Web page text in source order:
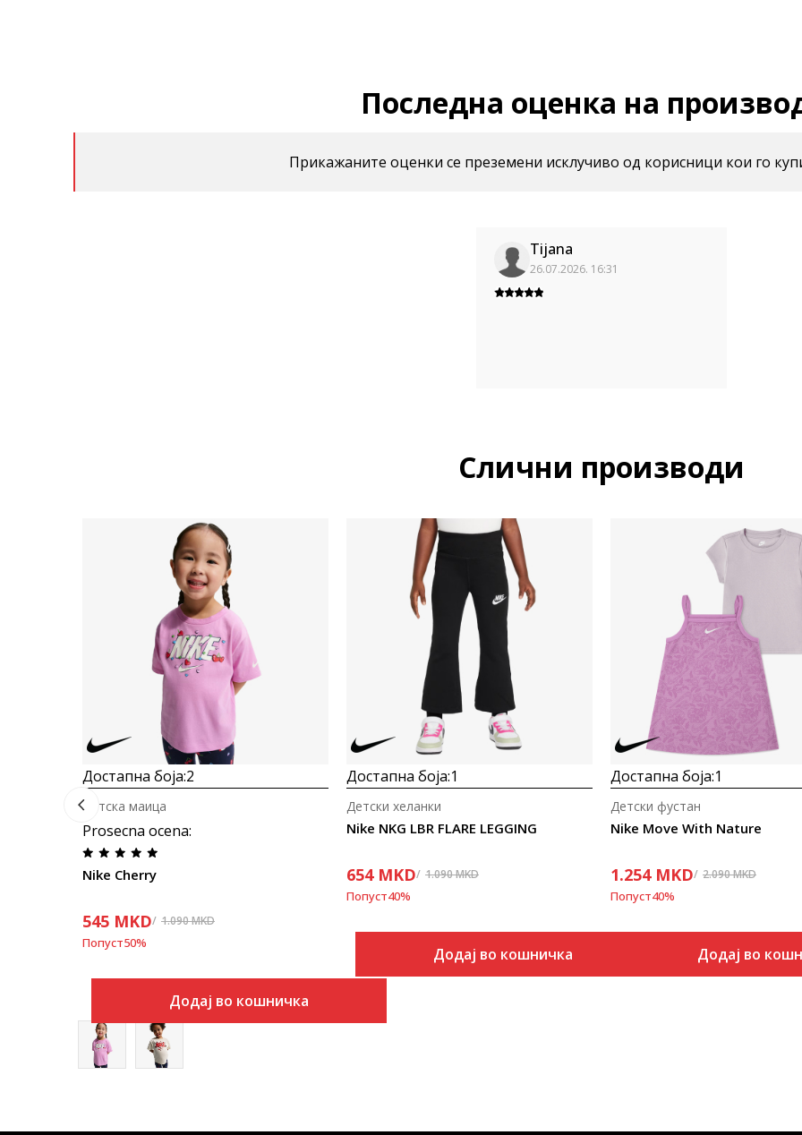
Последна оценка на
Прикажаните оценки се преземени исклучиво од корисници кои го
Tijana
26.07.2026. 16:31
Слични производи
Достапна боја:2
Prosecna ocena:
Nike Cherry
Детска маица
545 MKD 1.090MKD
Попуст50%
Додај во кошничка
Достапна боја:1
Nike NKG LBR FLARE LEGGING
Детски хеланки
654 MKD 1.090MKD
Попуст40%
Додај во кошничка
Достапна боја:1
Nike Move With Nature
Детски фустан
1.254 MKD 2.090MKD
Попуст40%
Додај во